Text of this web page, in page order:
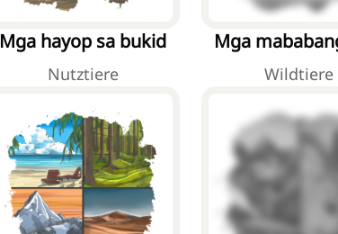
Mga hayop sa bukid
Nutztiere
Mga
hayop
Wildtiere